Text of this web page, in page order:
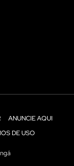
ANUNCIE AQUI
DE USO